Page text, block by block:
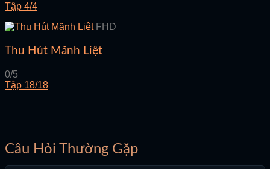
Tập 4/4
FHD
Thu Hút Mãnh Liệt
0/5
Tập 18/18
Câu Hỏi Thường Gặp